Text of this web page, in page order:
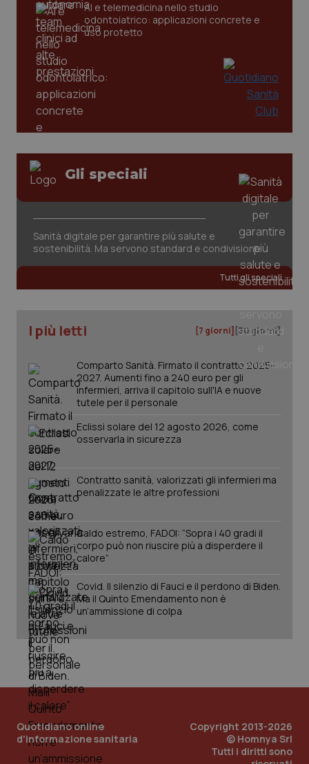
AI e telemedicina nello studio
odontoiatrico: applicazioni concrete e
uso protetto
Gli speciali
Sanità digitale per garantire più salute e
sostenibilità. Ma servono standard e condivisione
Tutti gli speciali
I più letti [7 giorni] [30 giorni]
Comparto Sanità. Firmato il contratto 2025-
2027. Aumenti fino a 240 euro per gli
infermieri, arriva il capitolo sull'IA e nuove
tutele per il personale
Eclissi solare del 12 agosto 2026, come
osservarla in sicurezza
Contratto sanità, valorizzati gli infermieri ma
penalizzate le altre professioni
Caldo estremo, FADOI: “Sopra i 40 gradi il
corpo può non riuscire più a disperdere il
calore”
Covid. Il silenzio di Fauci e il perdono di Biden.
Ma il Quinto Emendamento non è
un’ammissione di colpa
Quotidiano online
d'informazione sanitaria
Copyright 2013-2026
© Homnya Srl
Tutti i diritti sono
tracking-sites-ironfish-
tracking-enable
www.quotidianosanita.it
tracking-sites-ironfish-
session-id
www.quotidianosanita.it
_ga
Google LLC
.quotidianosanita.it
PHPSESSID
PHP.net